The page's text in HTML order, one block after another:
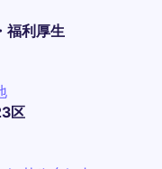
福利厚生
区